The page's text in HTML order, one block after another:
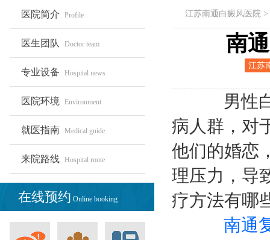
医院简介 Profile
医生团队 Doctor team
专业设备 Hospital news
医院环境 Environment
就医指南 Medical guide
来院路线 Hospital route
在线预约 Online booking
江苏南通白癜风医院
南
江苏
院
男性白
病人群，对
他们的婚恋
理压力，导
疗方法有哪
南通